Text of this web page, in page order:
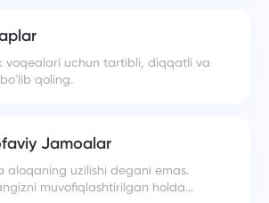
voqealari uchun tartibli, diqqatli va
qoling.
Jamoalar
aloqaning uzilishi degani emas.
muvofiqlashtirilgan holda